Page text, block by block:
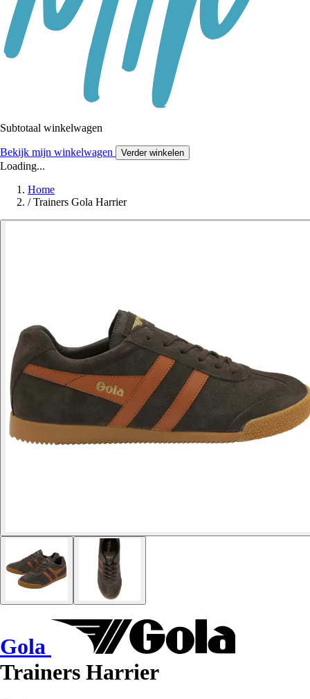
Subtotaal winkelwagen
Bekijk mijn winkelwagen Verder winkelen
Loading...
Home
/ Trainers Gola Harrier
Gola
Trainers Harrier